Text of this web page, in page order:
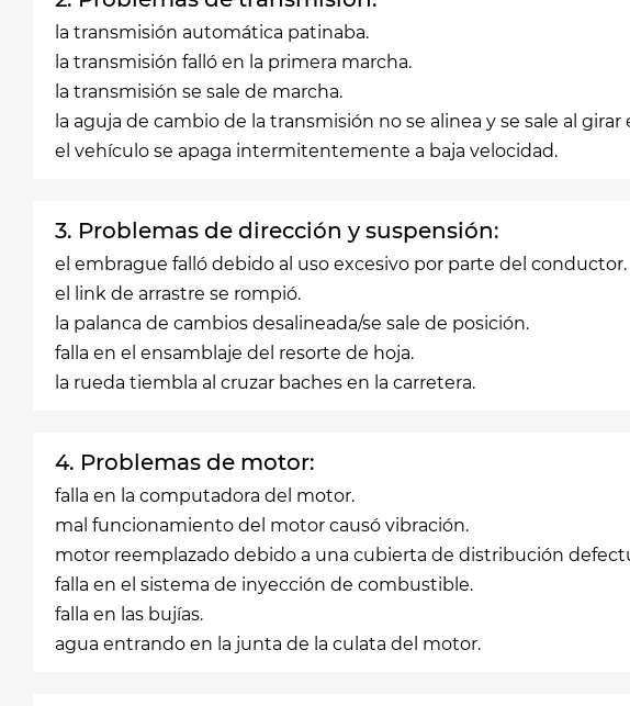
la transmisión automática patinaba.
la transmisión falló en la primera marcha.
la transmisión se sale de marcha.
la aguja de cambio de la transmisión no se alinea y se sale al girar
el vehículo se apaga intermitentemente a baja velocidad.
3. Problemas de dirección y suspensión:
el embrague falló debido al uso excesivo por parte del conductor.
el link de arrastre se rompió.
la palanca de cambios desalineada/se sale de posición.
falla en el ensamblaje del resorte de hoja.
la rueda tiembla al cruzar baches en la carretera.
4. Problemas de motor:
falla en la computadora del motor.
mal funcionamiento del motor causó vibración.
motor reemplazado debido a una cubierta de distribución
falla en el sistema de inyección de combustible.
falla en las bujías.
agua entrando en la junta de la culata del motor.